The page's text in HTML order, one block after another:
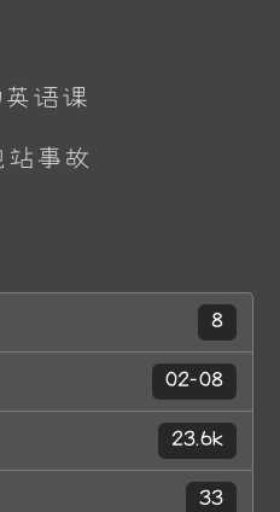
英语课
事故
8
02-08
23.6k
33